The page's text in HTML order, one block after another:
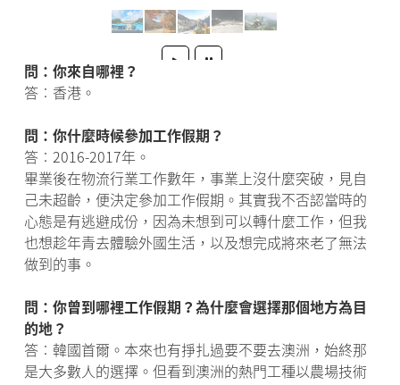
問：你來自哪裡？
答︰香港。
問：你什麼時候參加工作假期？
答︰2016-2017年。
畢業後在物流行業工作數年，事業上沒什麼突破，見自
己未超齡，便決定參加工作假期。其實我不否認當時的
心態是有逃避成份，因為未想到可以轉什麼工作，但我
也想趁年青去體驗外國生活，以及想完成將來老了無法
做到的事。
問：你曾到哪裡工作假期？為什麼會選擇那個地方為目
的地？
答︰韓國首爾。本來也有掙扎過要不要去澳洲，始終那
是大多數人的選擇。但看到澳洲的熱門工種以農場技術